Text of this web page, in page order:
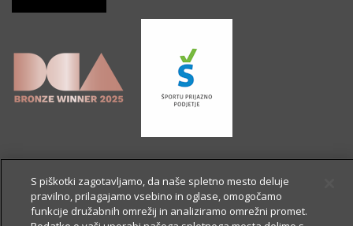
S piškotki zagotavljamo, da naše spletno mesto deluje
pravilno, prilagajamo vsebino in oglase, omogočamo
funkcije družabnih omrežij in analiziramo omrežni promet.